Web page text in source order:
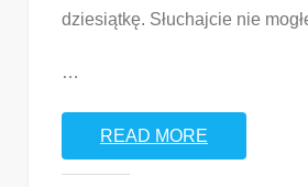
dziesiątkę. Słuchajcie nie
…
READ MORE